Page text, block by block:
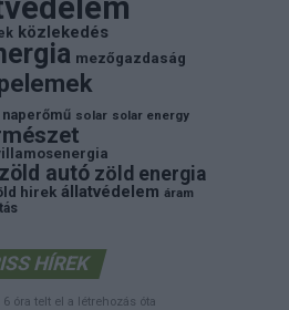
közlekedés
mezőgazdaság
naperőmű solar solar energy
zöld autó zöld energia
hirek állatvédelem áram
HÍREK
6 óra telt el a létrehozás óta